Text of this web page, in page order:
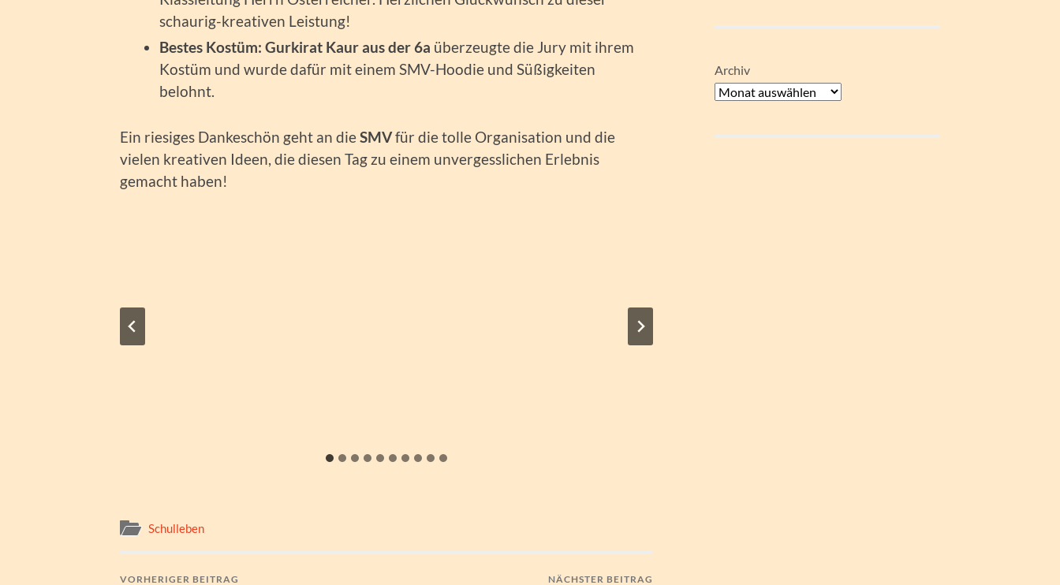
schaurig-kreativen Leistung!
Bestes Kostüm: Gurkirat Kaur aus der 6a überzeugte die Jury mit ihrem
Kostüm und wurde dafür mit einem SMV-Hoodie und Süßigkeiten
belohnt.
Ein riesiges Dankeschön geht an dieSMVfür die tolle Organisation und die
vielen kreativen Ideen, die diesen Tag zu einem unvergesslichen Erlebnis
gemacht haben!
Schulleben
VORHERIGER BEITRAG NÄCHSTER BEITRAG
Archiv